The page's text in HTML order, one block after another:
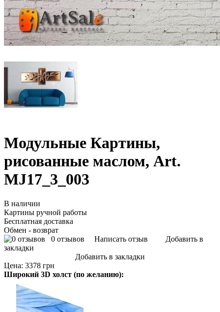
Модульные Картины,
рисованные маслом, Art.
MJ17_3_003
В наличии
Картины ручной работы
Бесплатная доставка
Обмен - возврат
0 отзывов
Написать отзыв
Добавить в
закладки
Добавить в закладки
Цена: 3378 грн
Широкий 3D холст (по желанию):